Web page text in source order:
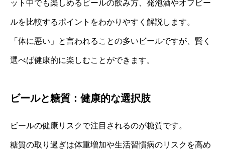
ット中でも楽しめるビールの飲み方、発泡酒やオフビー
ルを比較するポイントをわかりやすく解説します。
「体に悪い」と言われることの多いビールですが、賢く
選べば健康的に楽しむことができます。
ビールと糖質：健康的な選択肢
ビールの健康リスクで注目されるのが糖質です。
糖質の取り過ぎは体重増加や生活習慣病のリスクを高め